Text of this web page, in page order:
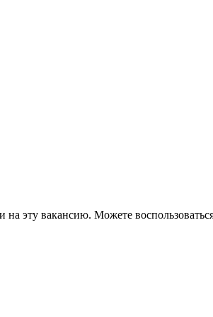
на эту вакансию. Можете